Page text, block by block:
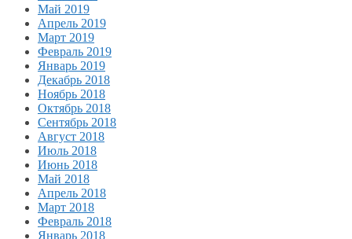
Май 2019
Апрель 2019
Март 2019
Февраль 2019
Январь 2019
Декабрь 2018
Ноябрь 2018
Октябрь 2018
Сентябрь 2018
Август 2018
Июль 2018
Июнь 2018
Май 2018
Апрель 2018
Март 2018
Февраль 2018
Январь 2018